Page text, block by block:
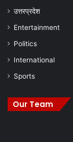
उत्तरप्रदेश
Entertainment
Politics
International
Sports
Our Team